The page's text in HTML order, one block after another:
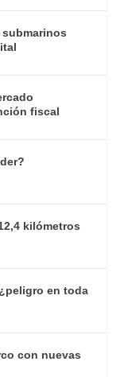
submarinos
fiscal
kilómetros
en toda
con nuevas